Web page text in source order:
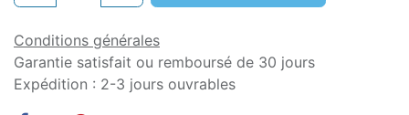
Conditions générales
Garantie satisfait ou remboursé de 30 jours
Expédition : 2-3 jours ouvrables